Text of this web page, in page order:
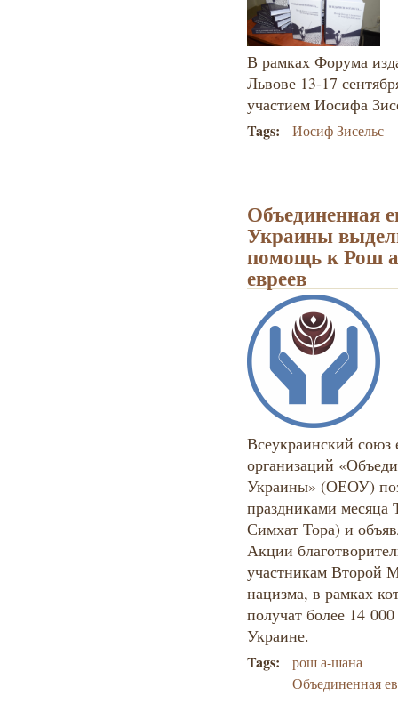
В рамках Форума
Львове 13-17
участием Иосифа
Tags: Иосиф Зисельс
Объединенная
Украины
помощь к Рош
евреев
Всеукраинский союз
организаций
Украины» (ОЕОУ)
праздниками
Симхат Тора) и
Акции
участникам Второй
нацизма, в рамках
получат более 14
Украине.
Tags:
рош а-шана
Объединенная